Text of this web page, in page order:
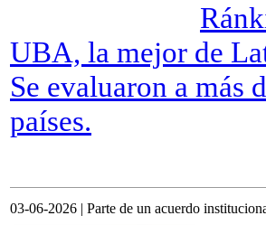
UBA, la mejor de
Se evaluaron a más
países.
03-06-2026 | Parte de un acuerdo